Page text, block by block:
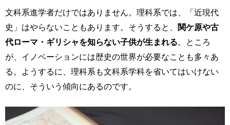
文科系進学者だけではありません。理科系では、「近現代
史」はやらないこともあります。そうすると、
関ケ原や古
代ローマ・ギリシャを知らない子供が生まれる。ところ
が、イノベーションには歴史の世界が必要なことも多々あ
る。ようするに、理科系も文科系学科を省いてはいけない
のに、そういう傾向にあるのです。